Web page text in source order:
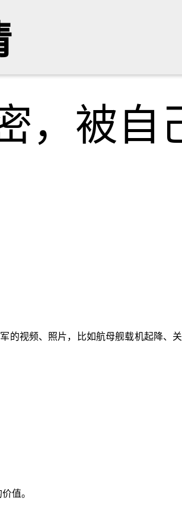
，被自
的视频、照片，比如航母舰载机起降、
值。